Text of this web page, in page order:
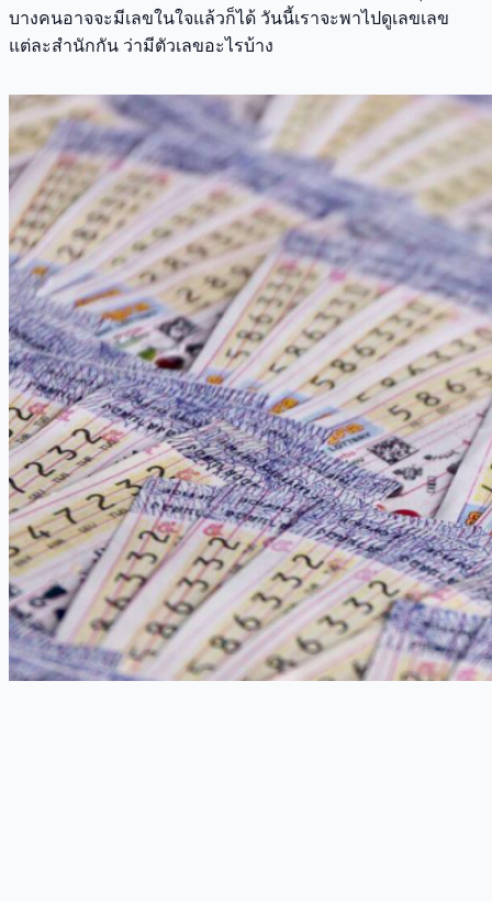
บางคนอาจจะมีเลขในใจแล้วก็ได้ วันนี้เราจะพาไปดูเลขเลข
แต่ละสำนักกัน ว่ามีตัวเลขอะไรบ้าง